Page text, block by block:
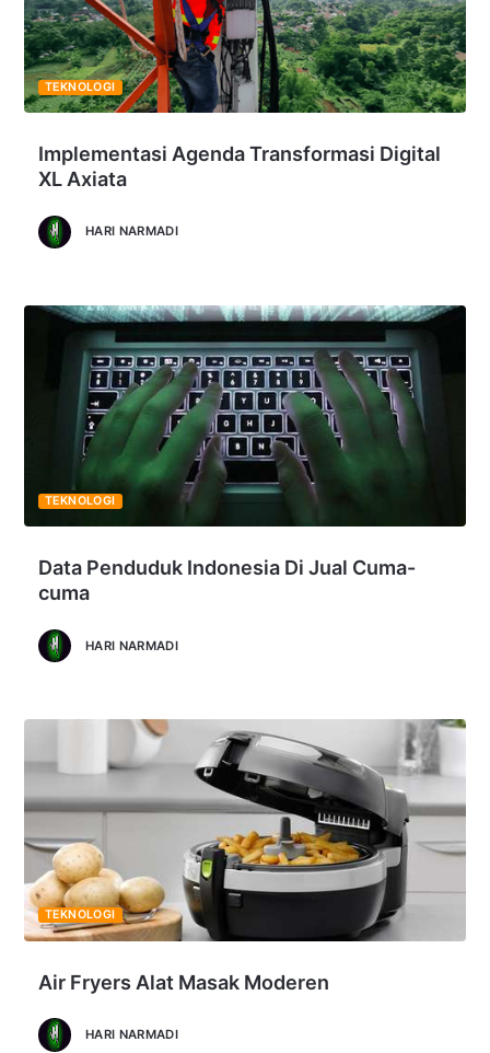
Implementasi Agenda Transformasi Digital
XL Axiata
HARI NARMADI
TEKNOLOGI
Data Penduduk Indonesia Di Jual Cuma-
cuma
HARI NARMADI
TEKNOLOGI
Air Fryers Alat Masak Moderen
HARI NARMADI
TEKNOLOGI